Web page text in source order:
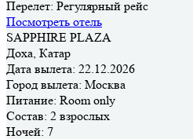
Перелет: Регулярный рейс
Посмотреть отель
SAPPHIRE PLAZA
Доха, Катар
Дата вылета: 22.12.2026
Город вылета: Москва
Питание: Room only
Состав: 2 взрослых
Ночей: 7